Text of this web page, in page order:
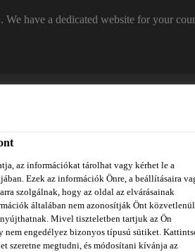
have a dedicated website for your
Dokumentumok REACH
az információkat tárolhat vagy kérhet le a
Ezek az információk Önre, a beállításaira
szolgálnak, hogy az oldal az elvárásainak
általában nem azonosítják Önt
Mivel tiszteletben tartjuk az Ön
engedélyez bizonyos típusú sütiket.
szeretne megtudni, és módosítani kívánja az